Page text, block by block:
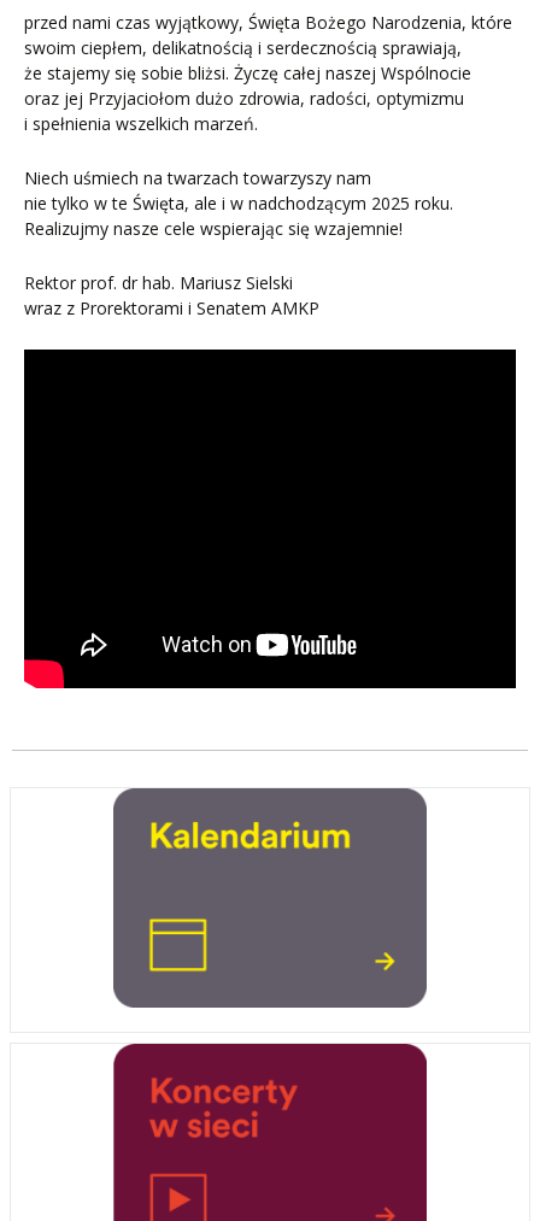
przed nami czas wyjątkowy, Święta Bożego Narodzenia, które
swoim ciepłem, delikatnością i serdecznością sprawiają,
że stajemy się sobie bliżsi. Życzę całej naszej Wspólnocie
oraz jej Przyjaciołom dużo zdrowia, radości, optymizmu
i spełnienia wszelkich marzeń.
Niech uśmiech na twarzach towarzyszy nam
nie tylko w te Święta, ale i w nadchodzącym 2025 roku.
Realizujmy nasze cele wspierając się wzajemnie!
Rektor prof. dr hab. Mariusz Sielski
wraz z Prorektorami i Senatem AMKP